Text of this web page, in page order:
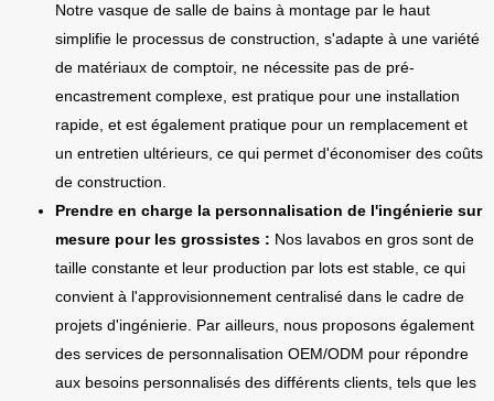
Notre vasque de salle de bains à montage par le haut
simplifie le processus de construction, s'adapte à une variété
de matériaux de comptoir, ne nécessite pas de pré-
encastrement complexe, est pratique pour une installation
rapide, et est également pratique pour un remplacement et
un entretien ultérieurs, ce qui permet d'économiser des coûts
de construction.
Prendre en charge la personnalisation de l'ingénierie sur
mesure pour les grossistes : Nos lavabos en gros sont de
taille constante et leur production par lots est stable, ce qui
convient à l'approvisionnement centralisé dans le cadre de
projets d'ingénierie. Par ailleurs, nous proposons également
des services de personnalisation OEM/ODM pour répondre
aux besoins personnalisés des différents clients, tels que les